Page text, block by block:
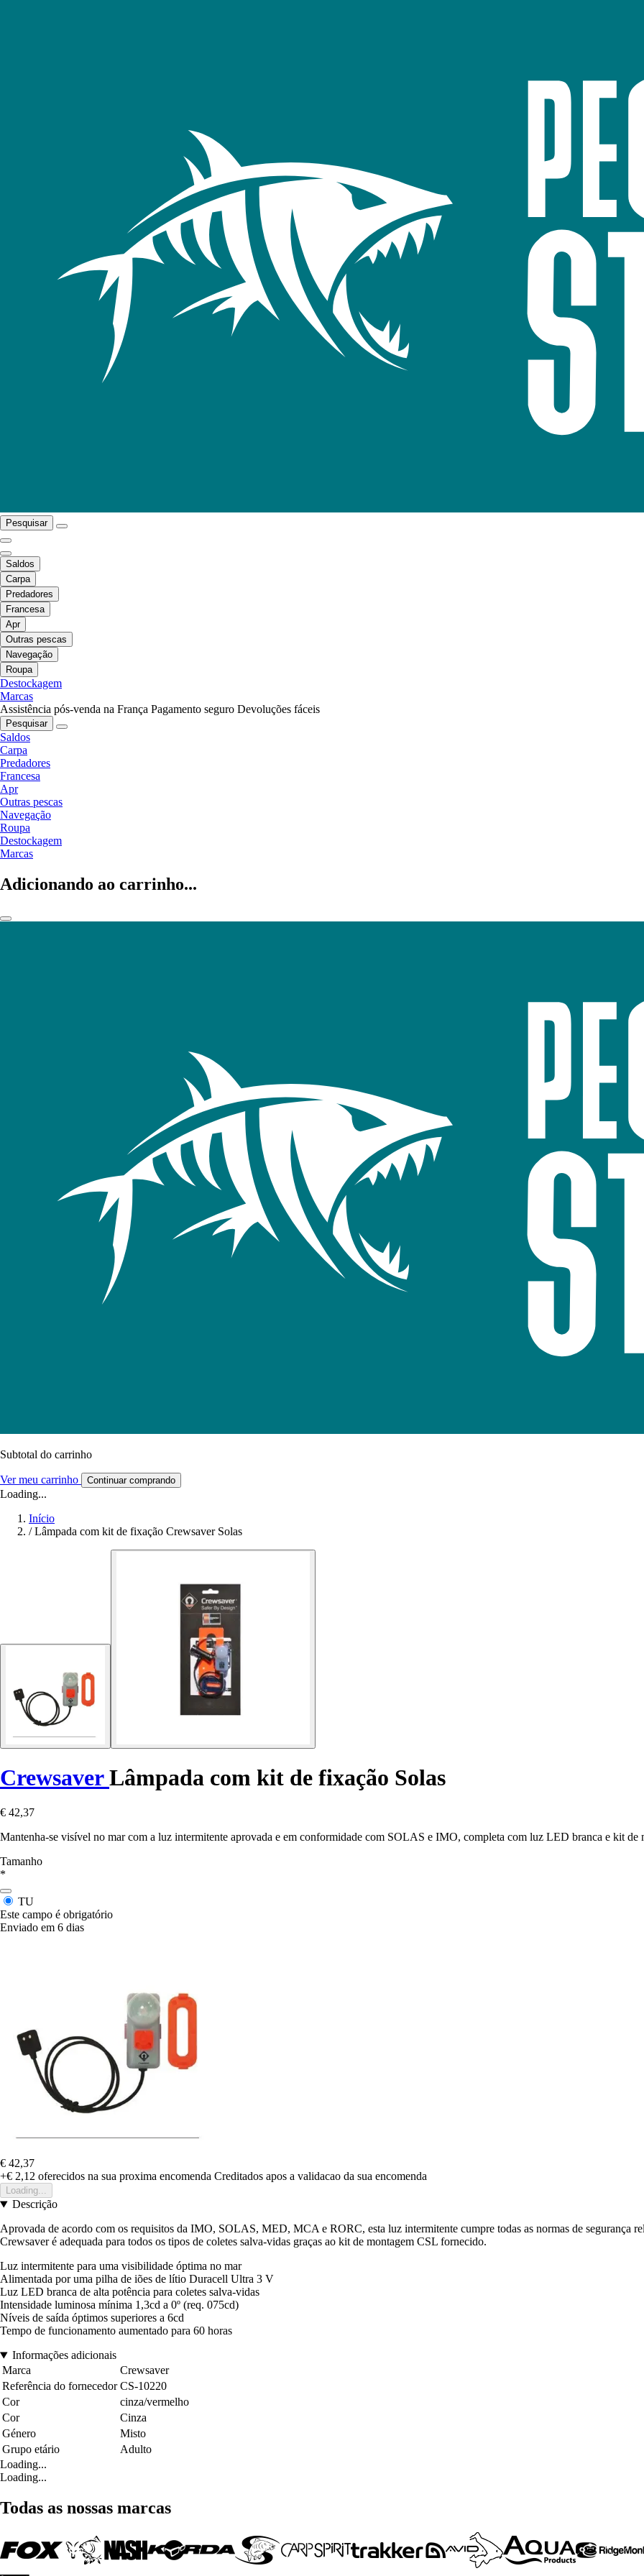
Pesquisar
Saldos
Carpa
Predadores
Francesa
Apr
Outras pescas
Navegação
Roupa
Destockagem
Marcas
Assistência pós-venda na França Pagamento seguro Devoluções fáceis
Pesquisar
Saldos
Carpa
Predadores
Francesa
Apr
Outras pescas
Navegação
Roupa
Destockagem
Marcas
Adicionando ao carrinho...
Subtotal do carrinho
Ver meu carrinho Continuar comprando
Loading...
Início
/ Lâmpada com kit de fixação Crewsaver Solas
CrewsaverLâmpada com kit de fixação Solas
€ 42,37
Mantenha-se visível no mar com a luz intermitente aprovada e em conformidade com SOLAS e IMO, completa com luz LED branca e kit de
Tamanho
*
TU
Este campo é obrigatório
Enviado em 6 dias
€ 42,37
+€ 2,12 oferecidos na sua proxima encomenda Creditados apos a validacao da sua encomenda
Loading...
Descrição
Aprovada de acordo com os requisitos da IMO, SOLAS, MED, MCA e RORC, esta luz intermitente cumpre todas as normas de segurança
Crewsaver é adequada para todos os tipos de coletes salva-vidas graças ao kit de montagem CSL fornecido.
Luz intermitente para uma visibilidade óptima no mar
Alimentada por uma pilha de iões de lítio Duracell Ultra 3 V
Luz LED branca de alta potência para coletes salva-vidas
Intensidade luminosa mínima 1,3cd a 0º (req. 075cd)
Níveis de saída óptimos superiores a 6cd
Tempo de funcionamento aumentado para 60 horas
Informações adicionais
Marca
Crewsaver
Referência do fornecedor CS-10220
Cor
cinza/vermelho
Cor
Cinza
Género
Misto
Grupo etário
Adulto
Loading...
Loading...
Todas as nossas marcas